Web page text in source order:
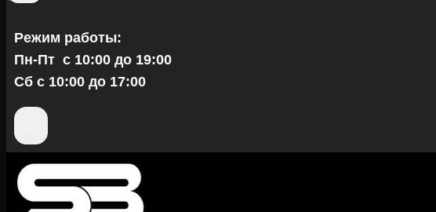
Режим работы:
Пн-Пт c 10:00 до 19:00
Сб с 10:00 до 17:00